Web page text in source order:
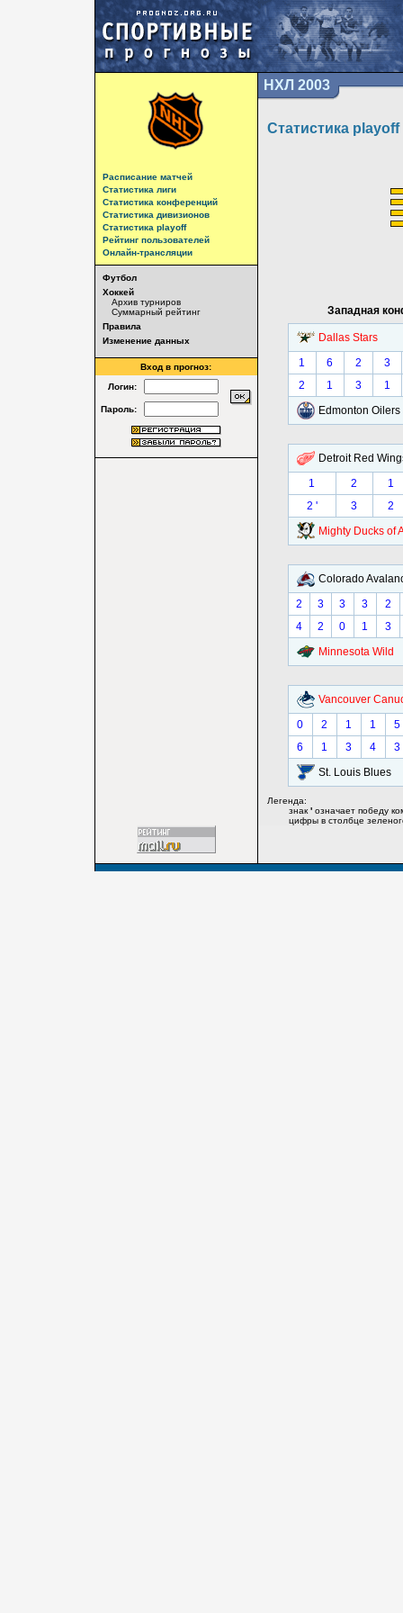
Расписание матчей
Статистика лиги
Статистика конференций
Статистика дивизионов
Статистика playoff
Рейтинг пользователей
Онлайн-трансляции
Футбол
Хоккей
Архив турниров
Суммарный рейтинг
Правила
Изменение данных
Вход в прогноз:
Логин:
Пароль:
НХЛ 2003
Статистика playoff
Западная
Dallas Stars
1
6 2
3
2
1 3
1
Edmonton Oilers
Detroit Red
1
2
1
2 '
3
2
Mighty Ducks of
Colorado
2
3 3 3
2
4
2 0 1
3
Minnesota Wild
Vancouver
0
2 1 1
5
6
1 3 4
3
St. Louis Blues
Легенда:
знак 'означает победу
цифры в столбце зеленого